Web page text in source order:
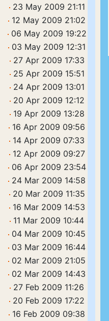
23 May 2009 21:11
12 May 2009 21:02
06 May 2009 19:22
03 May 2009 12:31
27 Apr 2009 17:33
25 Apr 2009 15:51
24 Apr 2009 13:01
20 Apr 2009 12:12
19 Apr 2009 13:28
16 Apr 2009 09:56
14 Apr 2009 07:33
12 Apr 2009 09:27
06 Apr 2009 23:54
24 Mar 2009 14:58
20 Mar 2009 11:35
16 Mar 2009 14:53
11 Mar 2009 10:44
04 Mar 2009 10:45
03 Mar 2009 16:44
02 Mar 2009 21:05
02 Mar 2009 14:43
27 Feb 2009 11:26
20 Feb 2009 17:22
16 Feb 2009 09:38